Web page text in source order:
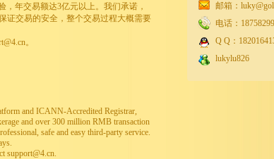
，年交易额达3亿元以上。我们承诺，
证交易的安全，整个交易过程大概需要
。
and ICANN-Accredited Registrar,
and over 300 million RMB transaction
safe and easy third-party service.
support@4.cn.
邮箱：
电话：
Q Q：
lukylu826